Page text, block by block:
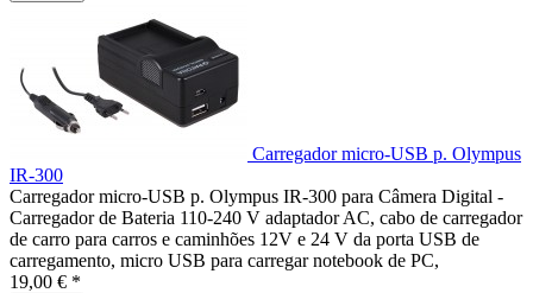
Carregador micro-USB p. Olympus
IR-300
Carregador micro-USB p. Olympus IR-300 para Câmera Digital -
Carregador de Bateria 110-240 V adaptador AC, cabo de carregador
de carro para carros e caminhões 12V e 24 V da porta USB de
carregamento, micro USB para carregar notebook de PC,
19,00 € *